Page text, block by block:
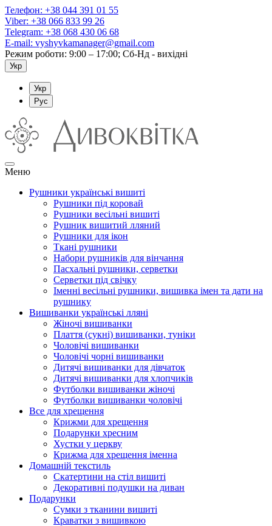
Телефон: +38 044 391 01 55
Viber: +38 066 833 99 26
Telegram: +38 068 430 06 68
E-mail: vyshyvkamanager@gmail.com
Режим роботи: 9:00 – 17:00; Сб-Нд - вихідні
Укр
Укр
Рус
Меню
Рушники українські вишиті
Рушники під коровай
Рушники весільні вишиті
Рушник вишитий лляний
Рушники для ікон
Ткані рушники
Набори рушників для вінчання
Пасхальні рушники, серветки
Серветки під свічку
Іменні весільні рушники, вишивка імен та дати на
рушнику
Вишиванки українські лляні
Жіночі вишиванки
Плаття (сукні) вишиванки, туніки
Чоловічі вишиванки
Чоловічі чорні вишиванки
Дитячі вишиванки для дівчаток
Дитячі вишиванки для хлопчиків
Футболки вишиванки жіночі
Футболки вишиванки чоловічі
Все для хрещення
Крижми для хрещення
Подарунки хресним
Хустки у церкву
Крижма для хрещення іменна
Домашній текстиль
Скатертини на стіл вишиті
Декоративні подушки на диван
Подарунки
Сумки з тканини вишиті
Краватки з вишивкою